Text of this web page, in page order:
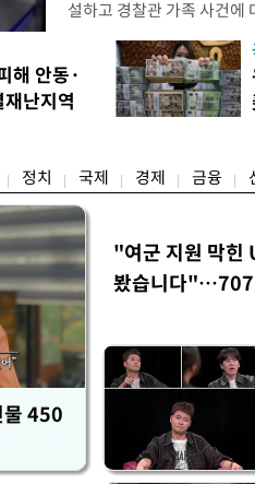
설하고 경찰관 가족 사건에
피제'를 도입한다. 경찰청
후속 조치 태스크포스
우선 올해 하반기 인사에
하던 수사감찰 기능을 인
해 안동·
난지역
정치 국제 경제 금융
450
"여군 지원 막힌
봤습니다"…707